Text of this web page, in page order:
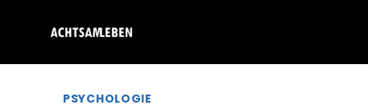
springen
PSYCHOLOGIE